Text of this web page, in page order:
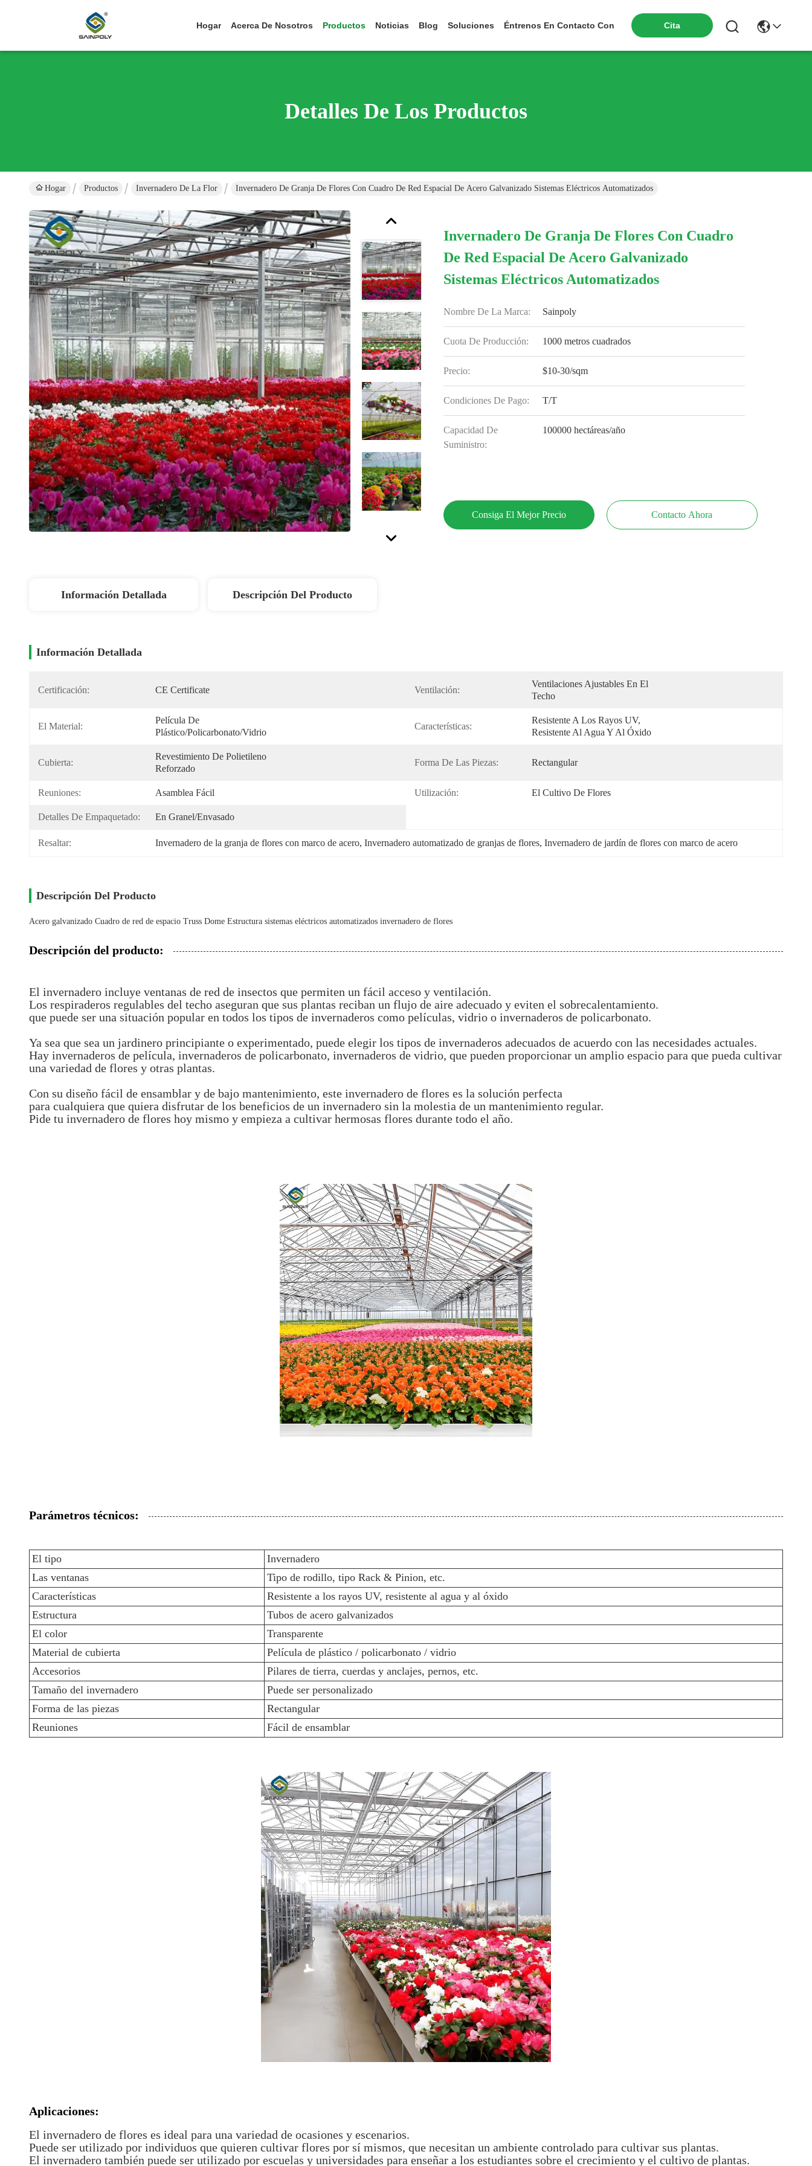
Hogar Acerca De Nosotros Productos Noticias Blog Soluciones Éntrenos En Contacto Con Cita
Detalles De Los Productos
Hogar Productos Invernadero De La Flor Invernadero De Granja De Flores Con Cuadro De Red Espacial De Acero Galvanizado Sistemas Eléctricos Automatizados
Invernadero De Granja De Flores Con Cuadro
De Red Espacial De Acero Galvanizado
Sistemas Eléctricos Automatizados
Nombre De La Marca: Sainpoly
Cuota De Producción: 1000 metros cuadrados
Precio: $10-30/sqm
Condiciones De Pago: T/T
Capacidad De
Suministro:
100000 hectáreas/año
Consiga El Mejor Precio Contacto Ahora
Información Detallada Descripción Del Producto
Información Detallada
Certificación: CE Certificate Ventilación:
Ventilaciones Ajustables En El
Techo
El Material:
Película De
Plástico/policarbonato/vidrio
Características:
Resistente A Los Rayos UV,
Resistente Al Agua Y Al Óxido
Cubierta:
Revestimiento De Polietileno
Reforzado
Forma De Las Piezas: Rectangular
Reuniones: Asamblea Fácil Utilización: El Cultivo De Flores
Detalles De Empaquetado: En Granel/envasado
Resaltar: Invernadero de la granja de flores con marco de acero, Invernadero automatizado de granjas de flores, Invernadero de jardín de flores con marco de acero
Descripción Del Producto
Acero galvanizado Cuadro de red de espacio Truss Dome Estructura sistemas eléctricos automatizados invernadero de flores
Descripción del producto:
El invernadero incluye ventanas de red de insectos que permiten un fácil acceso y ventilación.
Los respiraderos regulables del techo aseguran que sus plantas reciban un flujo de aire adecuado y eviten el sobrecalentamiento.
que puede ser una situación popular en todos los tipos de invernaderos como películas, vidrio o invernaderos de policarbonato.
Ya sea que sea un jardinero principiante o experimentado, puede elegir los tipos de invernaderos adecuados de acuerdo con las necesidades actuales.
Hay invernaderos de película, invernaderos de policarbonato, invernaderos de vidrio, que pueden proporcionar un amplio espacio para que pueda cultivar
una variedad de flores y otras plantas.
Con su diseño fácil de ensamblar y de bajo mantenimiento, este invernadero de flores es la solución perfecta
para cualquiera que quiera disfrutar de los beneficios de un invernadero sin la molestia de un mantenimiento regular.
Pide tu invernadero de flores hoy mismo y empieza a cultivar hermosas flores durante todo el año.
Parámetros técnicos:
El tipo
Invernadero
Las ventanas
Tipo de rodillo, tipo Rack & Pinion, etc.
Características
Resistente a los rayos UV, resistente al agua y al óxido
Estructura
Tubos de acero galvanizados
El color
Transparente
Material de cubierta
Película de plástico / policarbonato / vidrio
Accesorios
Pilares de tierra, cuerdas y anclajes, pernos, etc.
Tamaño del invernadero
Puede ser personalizado
Forma de las piezas
Rectangular
Reuniones
Fácil de ensamblar
Aplicaciones:
El invernadero de flores es ideal para una variedad de ocasiones y escenarios.
Puede ser utilizado por individuos que quieren cultivar flores por sí mismos, que necesitan un ambiente controlado para cultivar sus plantas.
El invernadero también puede ser utilizado por escuelas y universidades para enseñar a los estudiantes sobre el crecimiento y el cultivo de plantas.